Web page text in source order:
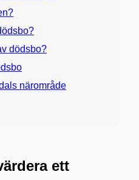
dödsbo?
närområde
ett